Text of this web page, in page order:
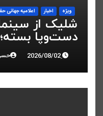
ویژه اخبار اعلاميه جهانی
شلیک از
دست‌وپا
ملی در البرز